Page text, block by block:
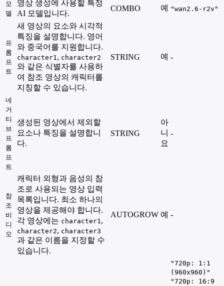
모
델
영상 생성에 사용할 특정
AI 모델입니다.
COMBO 예 "wan2.6-r2v"
프
롬
프
트
새 영상의 요소와 시각적
특징을 설명합니다. 영어
와 중국어를 지원합니다.
character1, character2
와 같은 식별자를 사용하
여 참조 영상의 캐릭터를
지칭할 수 있습니다.
STRING 예 -
네
거
티
브
프
롬
프
트
생성된 영상에서 제외할
요소나 특징을 설명합니
다.
STRING
아
니
요
-
참
조
비
디
오
캐릭터 외형과 음성의 참
조로 사용되는 영상 입력
목록입니다. 최소 하나의
영상을 제공해야 합니다.
각 영상에는 character1,
character2, character3
과 같은 이름을 지정할 수
있습니다.
AUTOGROW 예 -
"720p: 1:1
(960x960)"
"720p: 16:9